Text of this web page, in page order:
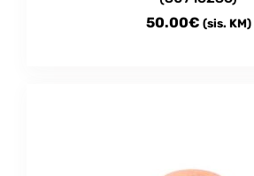
50.00€ (sis. KM)